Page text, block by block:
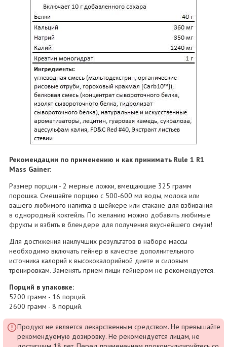
Рекомендации по применению и как принимать Rule 1 R1
Mass Gainer:
Размер порции - 2 мерные ложки, вмещающие 325 грамм
порошка. Смешайте порцию с 500-600 мл воды, молока или
вашего любимого напитка в шейкере или стакане для взбивания
в однородный коктейль. По желанию можно добавить любимые
фрукты и взбить в блендере для получения вкуснейшего смузи!
Для достижения наилучших результатов в наборе массы
необходимо включать гейнер в качестве дополнительного
источника калорий к высококалорийной диете и силовым
тренировкам. Заменять прием пищи гейнером не рекомендуется.
Порций в упаковке:
5200 грамм - 16 порций.
2600 грамм - 8 порций.
Продукт не является лекарственным средством. Не превышайте
рекомендуемую дозировку. Не рекомендуется лицам, не